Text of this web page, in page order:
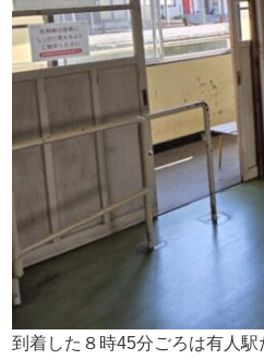
到着した８時45分ごろは有人